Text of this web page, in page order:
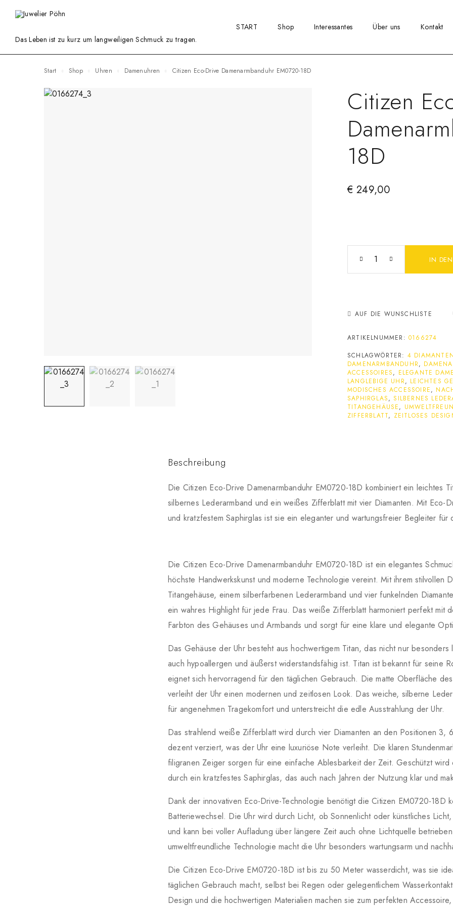
Das Leben ist zu kurz um langweiligen Schmuck zu tragen.
START Shop Interessantes Über uns Kontakt
Start Shop Uhren Damenuhren Citizen Eco-Drive Damenarmbanduhr EM0720-18D
Citizen
18D
€ 249,00
IN
AUF DIE WUNSCHLISTE
ARTIKELNUMMER: 0166274
SCHLAGWÖRTER: 4
DAMENARMBANDUHR,
ACCESSOIRES, ELEGANTE
LANGLEBIGE UHR, LEICHTES
MODISCHES ACCESSOIRE,
SAPHIRGLAS,SILBERNES
TITANGEHÄUSE,
IFFERBLATT , ZEITLOSES
Beschreibung
Die Citizen Eco-Drive Damenarmbanduhr EM0720-18D kombiniert ein leichtes
silbernes Lederarmband und ein weißes Zifferblatt mit vier Diamanten. Mit Eco-
und kratzfestem Saphirglas ist sie ein eleganter und wartungsfreier Begleiter für
Die Citizen Eco-Drive Damenarmbanduhr EM0720-18D ist ein elegantes
höchste Handwerkskunst und moderne Technologie vereint. Mit ihrem stilvollen
Titangehäuse, einem silberfarbenen Lederarmband und vier funkelnden
ein wahres Highlight für jede Frau. Das weiße Zifferblatt harmoniert perfekt mit
Farbton des Gehäuses und Armbands und sorgt für eine klare und elegante
Das Gehäuse der Uhr besteht aus hochwertigem Titan, das nicht nur besonders
auch hypoallergen und äußerst widerstandsfähig ist. Titan ist bekannt für seine
eignet sich hervorragend für den täglichen Gebrauch. Die matte Oberfläche
verleiht der Uhr einen modernen und zeitlosen Look. Das weiche, silberne
für angenehmen Tragekomfort und unterstreicht die edle Ausstrahlung der Uhr.
Das strahlend weiße Zifferblatt wird durch vier Diamanten an den Positionen 3,
dezent verziert, was der Uhr eine luxuriöse Note verleiht. Die klaren
filigranen Zeiger sorgen für eine einfache Ablesbarkeit der Zeit. Geschützt wird
durch ein kratzfestes Saphirglas, das auch nach Jahren der Nutzung klar und
Dank der innovativen Eco-Drive-Technologie benötigt die Citizen EM0720-18D
Batteriewechsel. Die Uhr wird durch Licht, ob Sonnenlicht oder künstliches
und kann bei voller Aufladung über längere Zeit auch ohne Lichtquelle
umweltfreundliche Technologie macht die Uhr besonders wartungsarm und
Die Citizen Eco-Drive EM0720-18D ist bis zu 50 Meter wasserdicht, was sie
täglichen Gebrauch macht, selbst bei Regen oder gelegentlichem
Design und die hochwertigen Materialien machen sie zum perfekten